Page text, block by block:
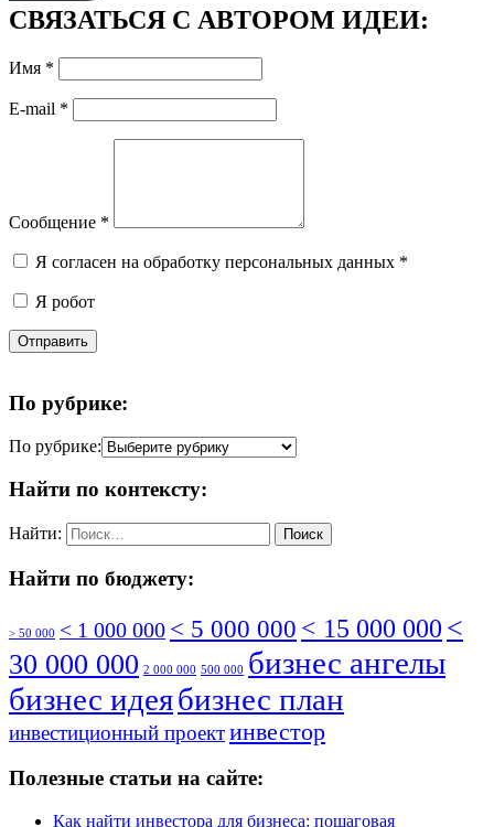
СВЯЗАТЬСЯ С АВТОРОМ ИДЕИ:
Имя *
E-mail *
Сообщение *
Я согласен на обработку персональных данных *
Я робот
Отправить
По рубрике:
По рубрике:
Найти по контексту:
Найти:
Найти по бюджету:
> 50 000 < 1 000 000 < 5 000 000 < 15 000 000 <
30 000 000 2 000 000 500 000 бизнес ангелы
бизнес идеябизнес план
инвестиционный проект инвестор
Полезные статьи на сайте:
Как найти инвестора для бизнеса: пошаговая